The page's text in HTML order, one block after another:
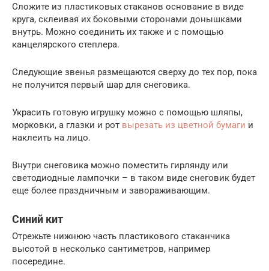
Сложите из пластиковых стаканов основание в виде
круга, склеивая их боковыми сторонами донышками
внутрь. Можно соединить их также и с помощью
канцелярского степлера.
Следующие звенья размещаются сверху до тех пор, пока
не получится первый шар для снеговика.
Украсить готовую игрушку можно с помощью шляпы,
морковки, а глазки и рот вырезать из цветной бумаги и
наклеить на лицо.
Внутри снеговика можно поместить гирлянду или
светодиодные лампочки – в таком виде снеговик будет
еще более праздничным и завораживающим.
Синий кит
Отрежьте нижнюю часть пластикового стаканчика
высотой в несколько сантиметров, например
посередине.